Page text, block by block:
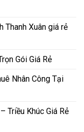
Thanh Xuân giá rẻ
Gói Giá Rẻ
Nhân Công Tại
Triều Khúc Giá Rẻ